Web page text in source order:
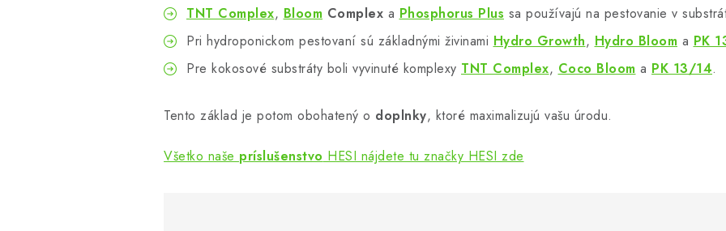
TNT Complex, Bloom Complex a Phosphorus Plus sa používajú na pestovanie v
Pri hydroponickom pestovaní sú základnými živinami Hydro Growth, Hydro Bloom a PK
Pre kokosové substráty boli vyvinuté komplexy TNT Complex, Coco Bloom a PK 13/14.
Tento základ je potom obohatený o doplnky, ktoré maximalizujú vašu úrodu.
Všetko naše príslušenstvo HESI nájdete tu značky HESI zde